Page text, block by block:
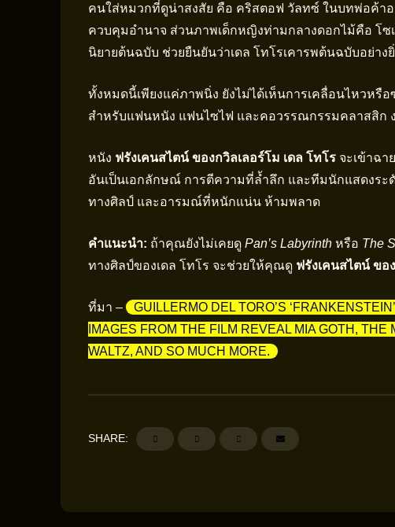
คนใส่หมวกที่ดูน่าสงสัย คือ คริสตอฟ วัลทซ์ ในบทพ่อค้าอ
ควบคุมอำนาจ ส่วนภาพเด็กหญิงท่ามกลางดอกไม้คือ โซ
นิยายต้นฉบับ ช่วยยืนยันว่าเดล โทโรเคารพต้นฉบับอย่าง
ทั้งหมดนี้เพียงแค่ภาพนิ่ง ยังไม่ได้เห็นการเคลื่อนไหวหรื
สำหรับแฟนหนัง แฟนไซไฟ และคอวรรณกรรมคลาสสิก
หนัง ฟรังเคนสไตน์ ของกวิลเลอร์โม เดล โทโร จะเข้าฉา
อันเป็นเอกลักษณ์ การตีความที่ล้ำลึก และทีมนักแสดงระ
ทางศิลป์ และอารมณ์ที่หนักแน่น ห้ามพลาด
คำแนะนำ: ถ้าคุณยังไม่เคยดู Pan’s Labyrinth หรือ The
ทางศิลป์ของเดล โทโร จะช่วยให้คุณดู ฟรังเคนสไตน์ ขอ
ที่มา –
GUILLERMO DEL TORO’S
IMAGES FROM THE FILM REVEAL MIA GOTH,
WALTZ, AND SO MUCH MORE.
SHARE: